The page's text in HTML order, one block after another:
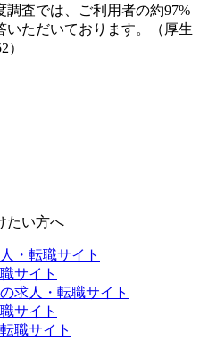
調査では、ご利用者の約97%
ただいております。（厚生
たい方へ
・転職サイト
サイト
求人・転職サイト
サイト
職サイト